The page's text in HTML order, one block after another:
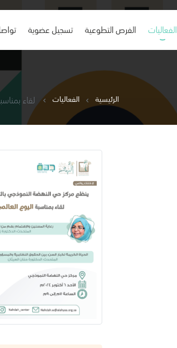
الفعاليات الفرص التطوعية تسجيل عضوية
الرئيسية الفعاليات لقاء